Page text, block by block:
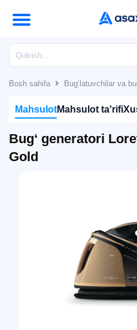
Bosh sahifa Bug‘latuvchilar va
MahsulotMahsulot ta'rifi
Bug‘ generatori
Gold